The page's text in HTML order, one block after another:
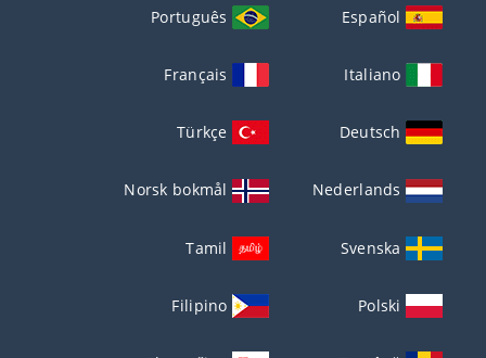
Español
Português
Italiano
Français
Deutsch
Türkçe
Nederlands
Norsk bokmål
Svenska
Tamil
Polski
Filipino